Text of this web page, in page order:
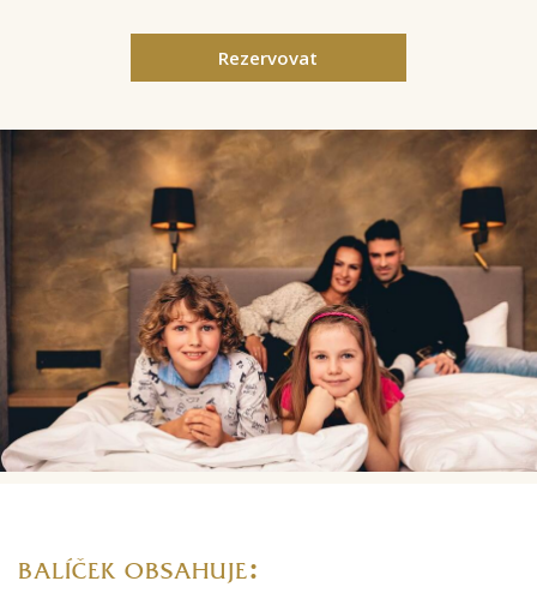
Rezervovat
BALÍČEK OBSAHUJE: